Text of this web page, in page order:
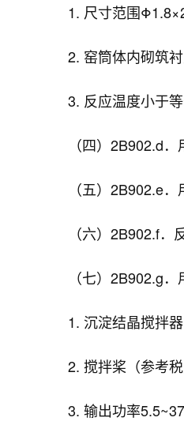
1. 尺寸范围
2. 窑筒体内砌筑
3. 反应温度小于
（四）2B902.d
（五）2B902.e
（六）2B902.f
（七）2B902.g
1. 沉淀结晶搅拌
2. 搅拌桨（参考
3. 输出功率